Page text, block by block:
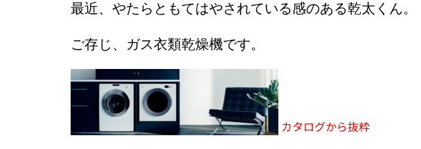
最近、やたらともてはやされている感のある乾太くん。
ご存じ、ガス衣類乾燥機です。
カタログから抜粋